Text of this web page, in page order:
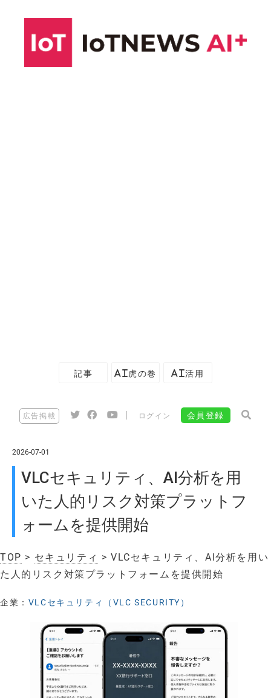
記事 AI虎の巻 AI活用
広告掲載 ログイン 会員登録
2026-07-01
VLCセキュリティ、AI分析を用
いた人的リスク対策プラットフ
ォームを提供開始
TOP > セキュリティ > VLCセキュリティ、AI分析を用い
た人的リスク対策プラットフォームを提供開始
企業： VLCセキュリティ（VLC SECURITY）